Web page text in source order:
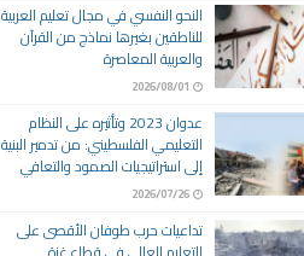
النحو النفسي في مجال تعليم العربية
للناطقين بغيرها نماذج من القرآن
والعربية المعاصرة
2026/08/01
عدوان 2023 وتأثيره على النظام
التعليمي الفلسطيني: من تدمير البنية
إلى استراتيجيات الصمود والتعافي
2026/07/26
تداعيات حرب طوفان الأقصى على